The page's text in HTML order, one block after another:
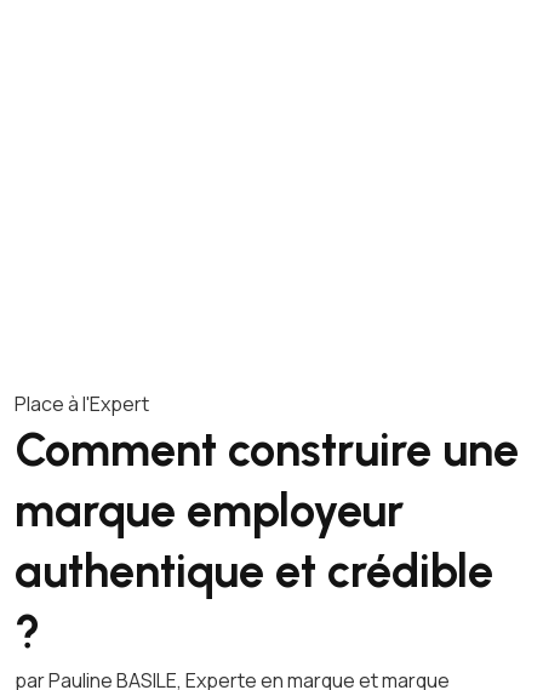
Place à l'Expert
Comment construire une
marque employeur
authentique et crédible
?
par Pauline BASILE, Experte en marque et marque